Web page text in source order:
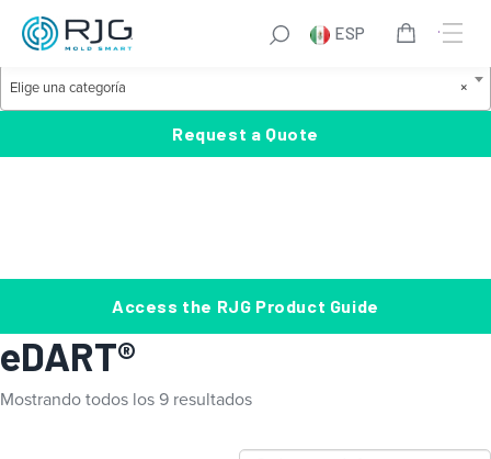
Saltar
contenido
ESP
a
Product Categories
l
g
t
e
g
×
Elige una categoría
Request a Quote
Access the RJG Product Guide
eDART®
Mostrando todos los 9 resultados